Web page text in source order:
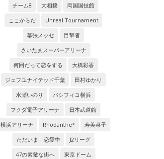
チーム8
大相撲
両国国技館
ここからだ
Unreal Tournament
幕張メッセ
目撃者
さいたまスーパーアリーナ
何回だって恋をする
大橋彩香
ジェフユナイテッド千葉
田村ゆかり
水瀬いのり
パシフィコ横浜
フクダ電子アリーナ
日本武道館
横浜アリーナ
Rhodanthe*
寿美菜子
ただいま 恋愛中
J2リーグ
47の素敵な街へ
東京ドーム